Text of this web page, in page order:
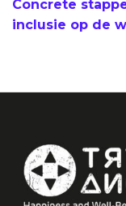
Concrete
inclusie op de